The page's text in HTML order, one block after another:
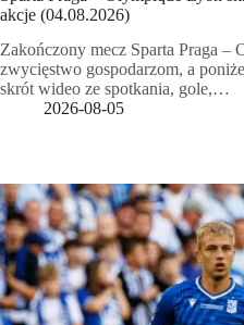
akcje (04.08.2026)
Zakończony mecz Sparta Praga –
zwycięstwo gospodarzom, a
skrót wideo ze spotkania, gole,…
2026-08-05